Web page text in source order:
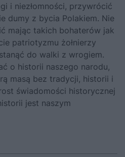
i niezłomności, przywrócić
dumy z bycia Polakiem. Nie
mając takich bohaterów jak
patriotyzmu żołnierzy
do walki z wrogiem.
o historii naszego narodu,
masą bez tradycji, historii i
świadomości historycznej
jest naszym